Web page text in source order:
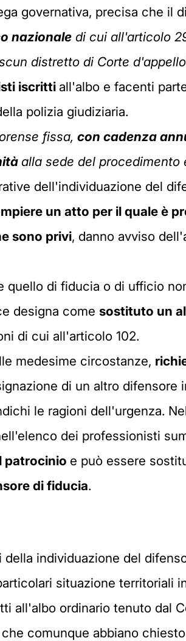
governativa, precisa che il
nazionale di cui all'articolo
distretto di Corte d'appello
iscritti all'albo e facenti
polizia giudiziaria.
fissa, con cadenza
alla sede del procedimento
dell'individuazione del
un atto per il quale è
sono privi, danno avviso
quello di fiducia o di ufficio
designa come sostituto un
di cui all'articolo 102.
medesime circostanze,
di un altro difensore
le ragioni dell'urgenza.
dei professionisti
patrocinio e può essere
di fiducia.
individuazione del
situazione territoriali
all'albo ordinario tenuto dal
comunque abbiano